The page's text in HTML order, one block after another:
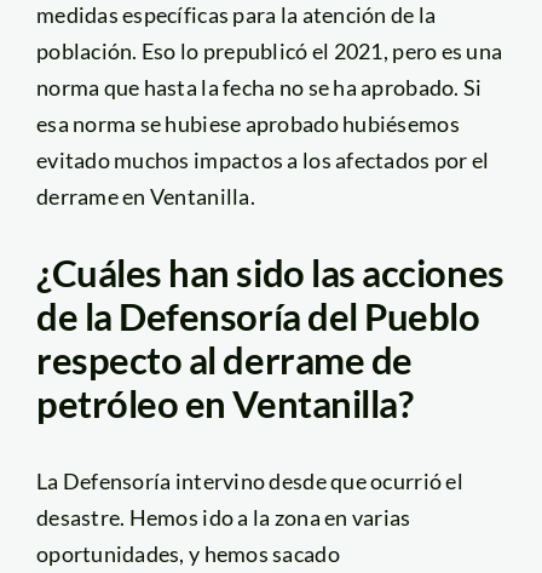
medidas específicas para la atención de la
población. Eso lo prepublicó el 2021, pero es una
norma que hasta la fecha no se ha aprobado. Si
esa norma se hubiese aprobado hubiésemos
evitado muchos impactos a los afectados por el
derrame en Ventanilla.
¿Cuáles han sido las acciones
de la Defensoría del Pueblo
respecto al derrame de
petróleo en Ventanilla?
La Defensoría intervino desde que ocurrió el
desastre. Hemos ido a la zona en varias
oportunidades, y hemos sacado